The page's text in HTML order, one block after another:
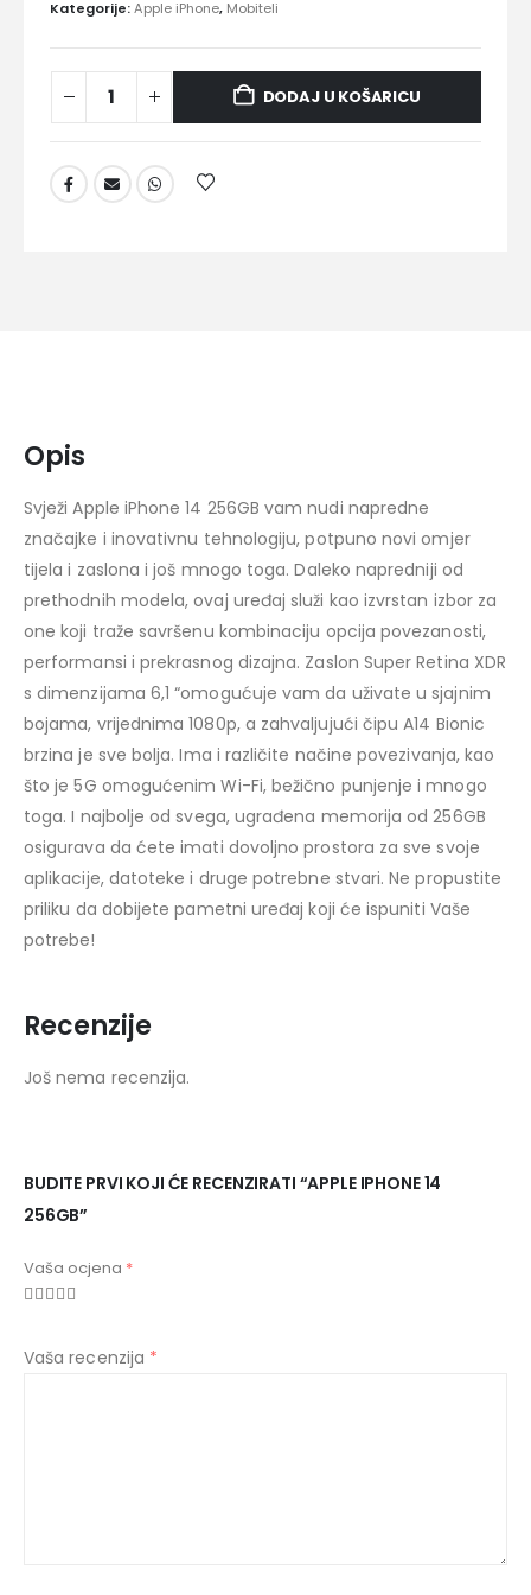
Kategorije:Apple iPhone, Mobiteli
DODAJ U KOŠARICU
Opis
Svježi Apple iPhone 14 256GB vam nudi napredne
značajke i inovativnu tehnologiju, potpuno novi omjer
tijela i zaslona i još mnogo toga. Daleko napredniji od
prethodnih modela, ovaj uređaj služi kao izvrstan izbor za
one koji traže savršenu kombinaciju opcija povezanosti,
performansi i prekrasnog dizajna. Zaslon Super Retina XDR
s dimenzijama 6,1 “omogućuje vam da uživate u sjajnim
bojama, vrijednima 1080p, a zahvaljujući čipu A14 Bionic
brzina je sve bolja. Ima i različite načine povezivanja, kao
što je 5G omogućenim Wi-Fi, bežično punjenje i mnogo
toga. I najbolje od svega, ugrađena memorija od 256GB
osigurava da ćete imati dovoljno prostora za sve svoje
aplikacije, datoteke i druge potrebne stvari. Ne propustite
priliku da dobijete pametni uređaj koji će ispuniti Vaše
potrebe!
Recenzije
Još nema recenzija.
BUDITE PRVI KOJI ĆE RECENZIRATI “APPLE IPHONE 14
256GB”
Vaša ocjena *
Vaša recenzija *